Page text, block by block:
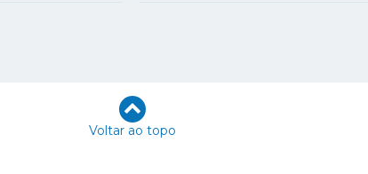
Voltar ao topo